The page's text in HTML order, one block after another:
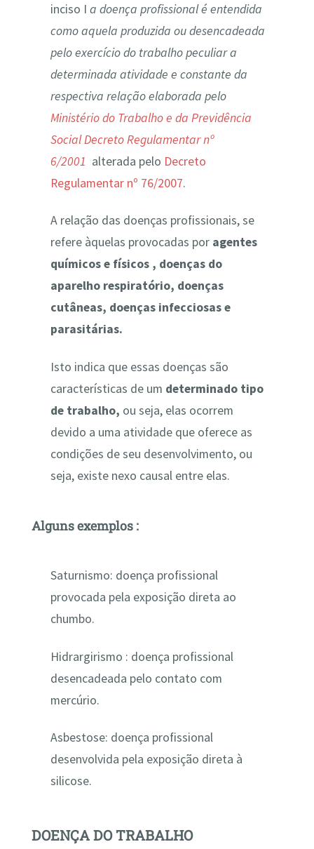
inciso I a doença profissional é entendida
como aquela produzida ou desencadeada
pelo exercício do trabalho peculiar a
determinada atividade e constante da
respectiva relação elaborada pelo
Ministério do Trabalho e da Previdência
Social Decreto Regulamentar nº
6/2001 alterada pelo Decreto
Regulamentar nº 76/2007.
A relação das doenças profissionais, se
refere àquelas provocadas por agentes
químicos e físicos , doenças do
aparelho respiratório, doenças
cutâneas, doenças infecciosas e
parasitárias.
Isto indica que essas doenças são
características de um determinado tipo
de trabalho, ou seja, elas ocorrem
devido a uma atividade que oferece as
condições de seu desenvolvimento, ou
seja, existe nexo causal entre elas.
Alguns exemplos :
Saturnismo: doença profissional
provocada pela exposição direta ao
chumbo.
Hidrargirismo : doença profissional
desencadeada pelo contato com
mercúrio.
Asbestose: doença profissional
desenvolvida pela exposição direta à
silicose.
DOENÇA DO TRABALHO